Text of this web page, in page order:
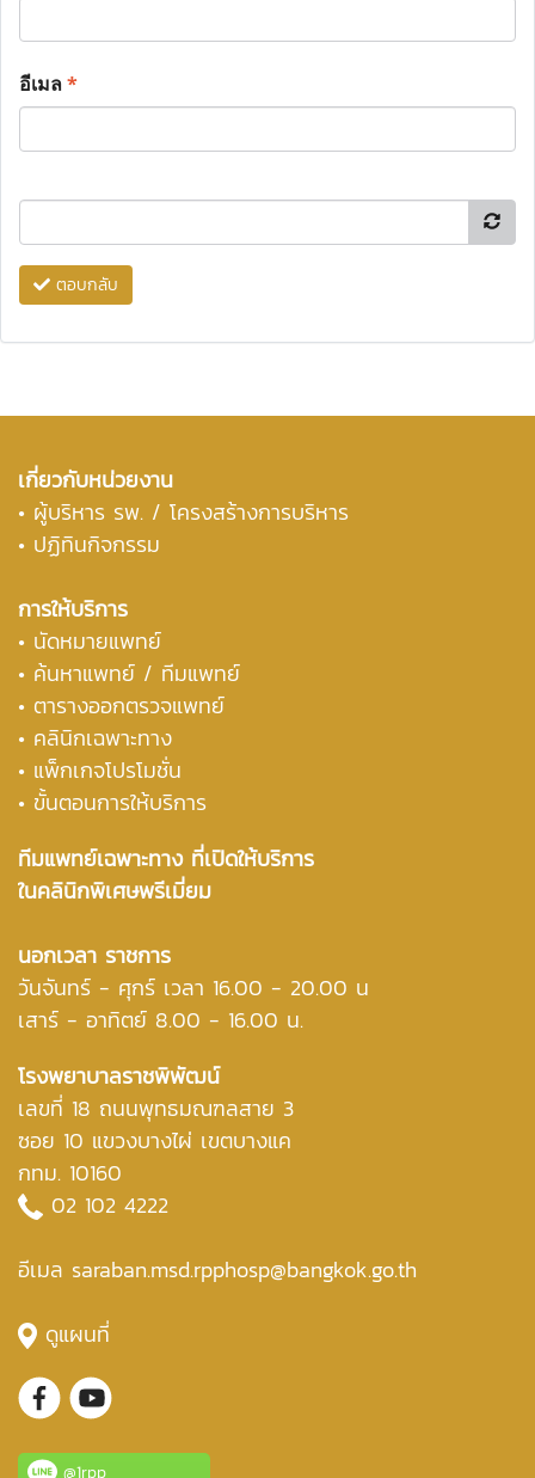
อีเมล*
ตอบกลับ
เกี่ยวกับหน่วยงาน
• ผู้บริหาร รพ. / โครงสร้างการบริหาร
• ปฏิทินกิจกรรม
การให้บริการ
• นัดหมายแพทย์
• ค้นหาแพทย์ / ทีมแพทย์
• ตารางออกตรวจแพทย์
• คลินิกเฉพาะทาง
• แพ็กเกจโปรโมชั่น
• ขั้นตอนการให้บริการ
ทีมแพทย์เฉพาะทาง ที่เปิดให้บริการ
ในคลินิกพิเศษพรีเมี่ยม
นอกเวลา ราชการ
วันจันทร์ - ศุกร์ เวลา 16.00 - 20.00 น
เสาร์ - อาทิตย์ 8.00 - 16.00 น.
โรงพยาบาลราชพิพัฒน์
เลขที่ 18 ถนนพุทธมณฑลสาย 3
ซอย 10 แขวงบางไผ่ เขตบางแค
กทม. 10160
02 102 4222
อีเมล saraban.msd.rpphosp@bangkok.go.th
ดูแผนที่
@1rpp